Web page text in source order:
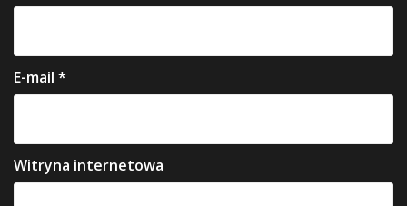
E-mail *
Witryna internetowa